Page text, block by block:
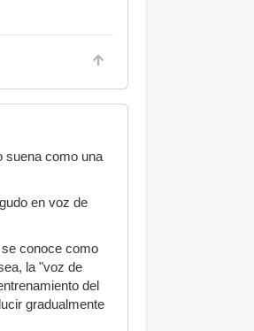
suena como una
en voz de
conoce como
la "voz de
del
gradualmente